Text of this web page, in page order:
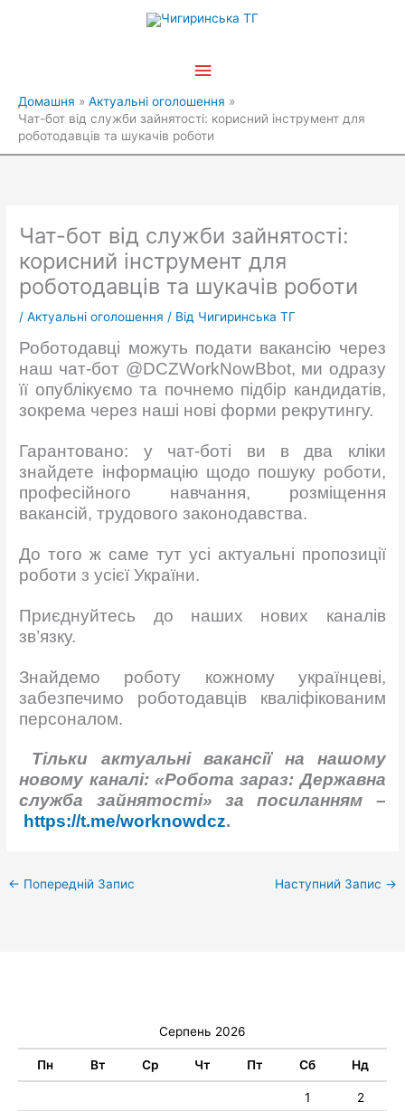
Головне
Домашня
Актуальні оголошення
Чат-бот від служби зайнятості: корисний інструмент для
роботодавців та шукачів роботи
Чат-бот від служби зайнятості:
корисний інструмент для
роботодавців та шукачів роботи
/Актуальні оголошення / Від Чигиринська ТГ
Роботодавці можуть подати вакансію через
наш чат-бот @DCZWorkNowBbot, ми одразу
її опублікуємо та почнемо підбір кандидатів,
зокрема через наші нові форми рекрутингу.
Гарантовано: у чат-боті ви в два кліки
знайдете інформацію щодо пошуку роботи,
професійного навчання, розміщення
вакансій, трудового законодавства.
До того ж саме тут усі актуальні пропозиції
роботи з усієї України.
Приєднуйтесь до наших нових каналів
зв’язку.
Знайдемо роботу кожному українцеві,
забезпечимо роботодавців кваліфікованим
персоналом.
Тільки актуальні вакансії на нашому
новому каналі: «Робота зараз: Державна
служба зайнятості» за посиланням –
https://t.me/worknowdcz.
← Попередній Запис Наступний Запис →
Серпень 2026
Пн Вт Ср Чт Пт Сб Нд
1
2